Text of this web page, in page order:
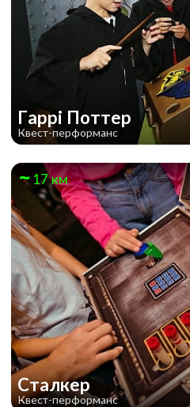
Гаррі Поттер
Квест-перформанс
17 км
Сталкер
Квест-перформанс